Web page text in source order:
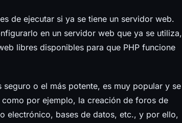
de ejecutar si ya se tiene un servidor web.
en un servidor web que ya se utiliza,
libres disponibles para que PHP funcione
seguro o el más potente, es muy popular y se
por ejemplo, la creación de foros de
electrónico, bases de datos, etc., y por ello,